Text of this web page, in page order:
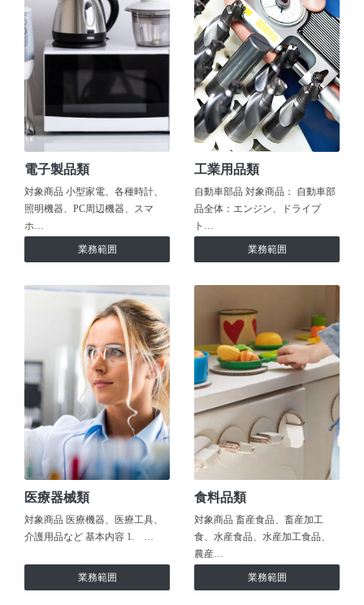
電子製品類
対象商品 小型家電、各種時計、
照明機器、PC周辺機器、スマ
ホ…
業務範囲
工業用品類
自動車部品 対象商品： 自動車部
品全体：エンジン、ドライブ
ト…
業務範囲
医療器械類
対象商品 医療機器、医療工具、
介護用品など 基本内容 1. …
業務範囲
食料品類
対象商品 畜産食品、畜産加工
食、水産食品、水産加工食品、
農産…
業務範囲